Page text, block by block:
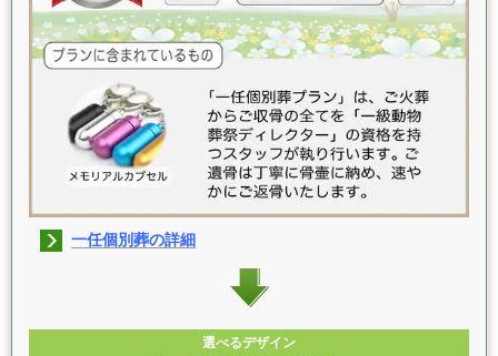
一任個別葬の詳細
選べるデザイン